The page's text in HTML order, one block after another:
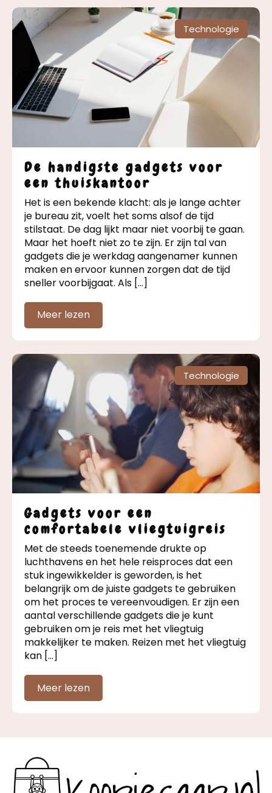
Technologie
De handigste gadgets voor
een thuiskantoor
Het is een bekende klacht: als je lange achter
je bureau zit, voelt het soms alsof de tijd
stilstaat. De dag lijkt maar niet voorbij te gaan.
Maar het hoeft niet zo te zijn. Er zijn tal van
gadgets die je werkdag aangenamer kunnen
maken en ervoor kunnen zorgen dat de tijd
sneller voorbijgaat. Als […]
Meer lezen
Technologie
Gadgets voor een
comfortabele vliegtuigreis
Met de steeds toenemende drukte op
luchthavens en het hele reisproces dat een
stuk ingewikkelder is geworden, is het
belangrijk om de juiste gadgets te gebruiken
om het proces te vereenvoudigen. Er zijn een
aantal verschillende gadgets die je kunt
gebruiken om je reis met het vliegtuig
makkelijker te maken. Reizen met het vliegtuig
kan […]
Meer lezen